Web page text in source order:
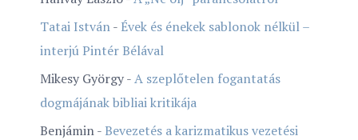
Tatai István- Évek és énekek sablonok nélkül –
interjú Pintér Bélával
Mikesy György-A szeplőtelen fogantatás
dogmájának bibliai kritikája
Benjámin-Bevezetés a karizmatikus vezetési